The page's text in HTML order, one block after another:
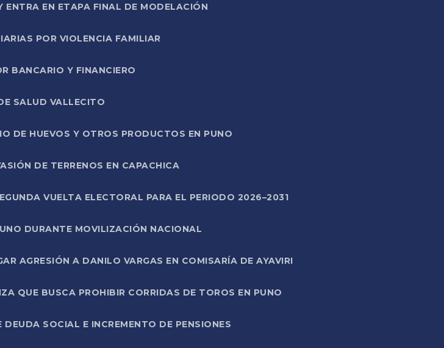
ENTRA EN ETAPA FINAL DE MODELACIÓN
POR VIOLENCIA FAMILIAR
BANCARIO Y FINANCIERO
SALUD VALLECITO
DE HUEVOS Y OTROS PRODUCTOS EN PUNO
DE TERRENOS EN CAPACHICA
VUELTA ELECTORAL PARA EL PERIODO 2026–2031
DURANTE MOVILIZACIÓN NACIONAL
AGRESIÓN A DANILO VARGAS EN COMISARÍA DE AYAVIRI
QUE BUSCA PROHIBIR CORRIDAS DE TOROS EN PUNO
SOCIAL E INCREMENTO DE PENSIONES